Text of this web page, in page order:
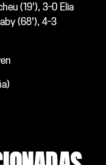
(19'), 3-0 Elia
(68'), 4-3